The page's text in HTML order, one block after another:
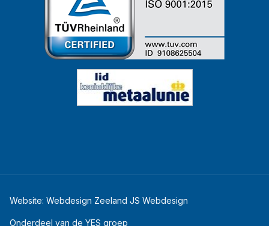
Website: Webdesign Zeeland JS Webdesign
Onderdeel van de YES groep